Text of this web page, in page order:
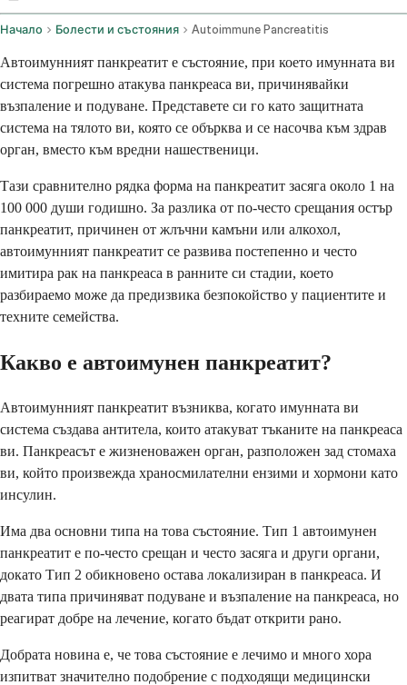
Начало Болести и състояния Autoimmune Pancreatitis
Автоимунният панкреатит е състояние, при което имунната ви
система погрешно атакува панкреаса ви, причинявайки
възпаление и подуване. Представете си го като защитната
система на тялото ви, която се обърква и се насочва към здрав
орган, вместо към вредни нашественици.
Тази сравнително рядка форма на панкреатит засяга около 1 на
100 000 души годишно. За разлика от по-често срещания остър
панкреатит, причинен от жлъчни камъни или алкохол,
автоимунният панкреатит се развива постепенно и често
имитира рак на панкреаса в ранните си стадии, което
разбираемо може да предизвика безпокойство у пациентите и
техните семейства.
Какво е автоимунен панкреатит?
Автоимунният панкреатит възниква, когато имунната ви
система създава антитела, които атакуват тъканите на панкреаса
ви. Панкреасът е жизненоважен орган, разположен зад стомаха
ви, който произвежда храносмилателни ензими и хормони като
инсулин.
Има два основни типа на това състояние. Тип 1 автоимунен
панкреатит е по-често срещан и често засяга и други органи,
докато Тип 2 обикновено остава локализиран в панкреаса. И
двата типа причиняват подуване и възпаление на панкреаса, но
реагират добре на лечение, когато бъдат открити рано.
Добрата новина е, че това състояние е лечимо и много хора
изпитват значително подобрение с подходящи медицински